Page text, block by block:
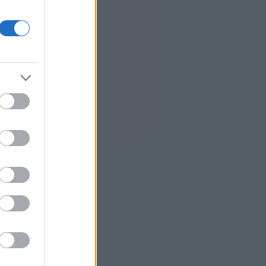
Η ελληνική startup Omilia άντλησε
67 εκατ. δολάρια και ανοίγει
Άνοιξε το myBusinessSupport για
τις επιχειρήσεις της Σαμοθράκης
Ο Τραμπ δηλώνει «πολύ
ικανοποιημένος» από το έργο του
Άμυνας
Βιοτέρ: Στο Πρωτοδικείο Αθηνών
Άνοδος σχεδόν 4% για το
περιορισμούς στο Ορμούζ
όλο το μήκος του ΒΟΑΚ»